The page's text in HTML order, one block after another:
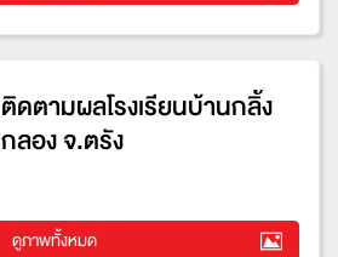
ติดตามผลโรงเรียนบ้านกลิ้ง
กลอง จ.ตรัง
ดูภาพทั้งหมด